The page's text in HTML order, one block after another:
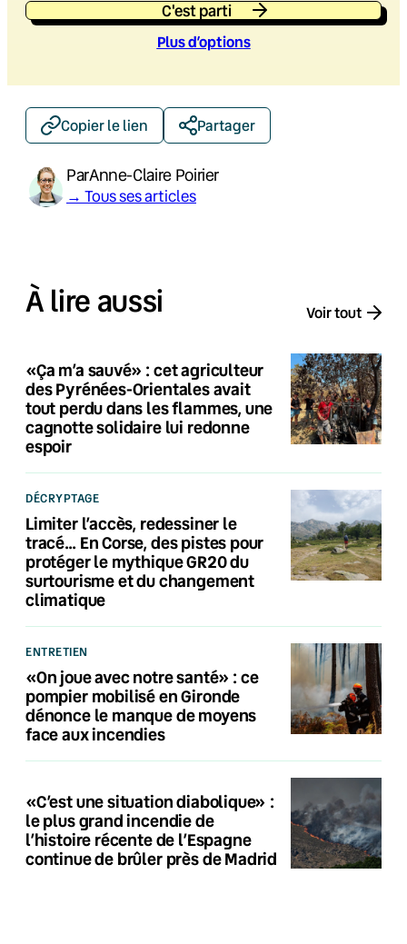
C'est parti
Plus d’options
Copier le lien Partager
ParAnne-Claire Poirier
→ Tous ses articles
À lire aussi Voir tout
«Ça m’a sauvé» : cet agriculteur
des Pyrénées-Orientales avait
tout perdu dans les flammes, une
cagnotte solidaire lui redonne
espoir
DÉCRYPTAGE
Limiter l’accès, redessiner le
tracé… En Corse, des pistes pour
protéger le mythique GR20 du
surtourisme et du changement
climatique
ENTRETIEN
«On joue avec notre santé» : ce
pompier mobilisé en Gironde
dénonce le manque de moyens
face aux incendies
«C’est une situation diabolique» :
le plus grand incendie de
l’histoire récente de l’Espagne
continue de brûler près de Madrid